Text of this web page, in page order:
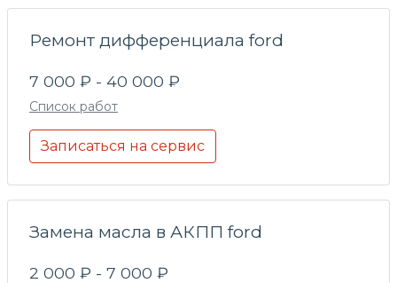
Ремонт дифференциала ford
7 000 ₽ - 40 000 ₽
Список работ
Записаться на сервис
Замена масла в АКПП ford
2 000 ₽ - 7 000 ₽